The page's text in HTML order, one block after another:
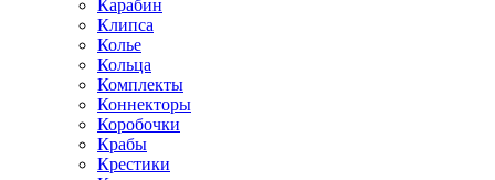
Карабин
Клипса
Колье
Кольца
Комплекты
Коннекторы
Коробочки
Крабы
Крестики